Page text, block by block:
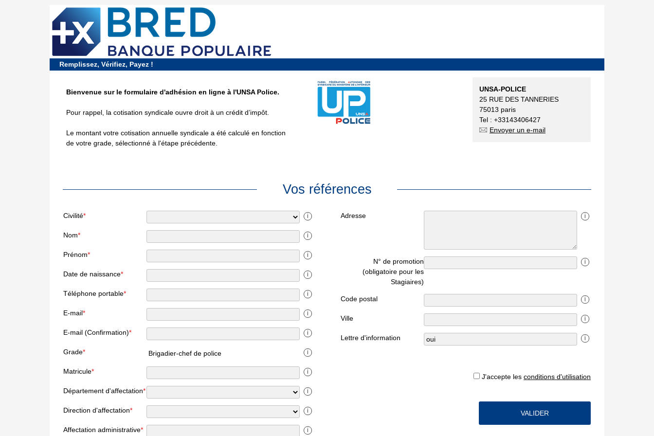
Remplissez, Vérifiez, Payez !
Bienvenue sur le formulaire d'adhésion en ligne à l'UNSA Police.
Pour rappel, la cotisation syndicale ouvre droit à un crédit d’impôt.
Le montant votre cotisation annuelle syndicale a été calculé en fonction
de votre grade, sélectionné à l'étape précédente.
UNSA-POLICE
25 RUE DES TANNERIES
75013 paris
Tel : +33143406427
Envoyer un e-mail
Vos références
Civilité* i
Nom* i
Prénom* i
Date de naissance* i
Téléphone portable* i
E-mail* i
E-mail (Confirmation)* i
Grade* Brigadier-chef de police i
Matricule* i
Département d'affectation* i
Direction d'affectation* i
Affectation administrative* i
Adresse i
N° de promotion
(obligatoire pour les
Stagiaires)
i
Code postal i
Ville i
Lettre d'information i
J'accepte les conditions d'utilisation